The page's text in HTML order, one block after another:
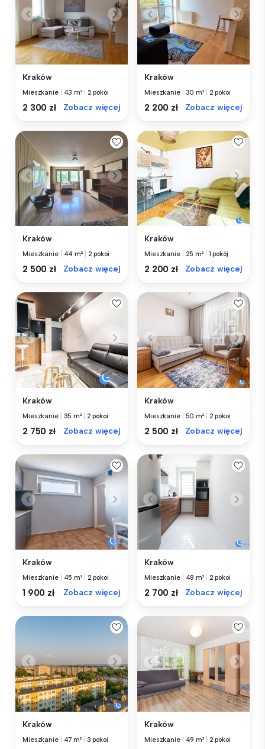
Kraków
Mieszkanie 43 m² 2 pokoi
2 300 zł Zobacz więcej
Kraków
Mieszkanie 30 m² 2 pokoi
2 200 zł Zobacz więcej
Kraków
Mieszkanie 44 m² 2 pokoi
2 500 zł Zobacz więcej
Kraków
Mieszkanie 25 m² 1 pokój
2 200 zł Zobacz więcej
Kraków
Mieszkanie 35 m² 2 pokoi
2 750 zł Zobacz więcej
Kraków
Mieszkanie 50 m² 2 pokoi
2 500 zł Zobacz więcej
Kraków
Mieszkanie 45 m² 2 pokoi
1 900 zł Zobacz więcej
Kraków
Mieszkanie 48 m² 2 pokoi
2 700 zł Zobacz więcej
Kraków
Mieszkanie 47 m² 3 pokoi
Kraków
Mieszkanie 49 m² 2 pokoi